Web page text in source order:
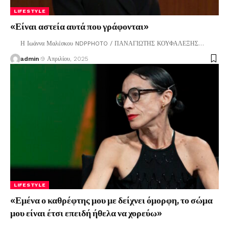
LIFESTYLE
«Είναι αστεία αυτά που γράφονται»
Η Ιωάννα Μαλέσκου NDPPHOTO / ΠΑΝΑΓΙΩΤΗΣ ΚΟΥΦΑΛΕΞΗΣ…
admin 9 Απριλίου, 2025
LIFESTYLE
«Εμένα ο καθρέφτης μου με δείχνει όμορφη, το σώμα
μου είναι έτσι επειδή ήθελα να χορεύω»